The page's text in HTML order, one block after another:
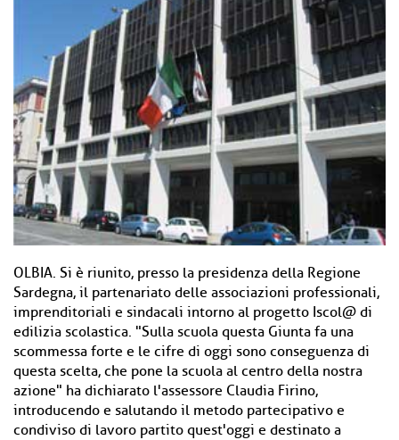
OLBIA. Si è riunito, presso la presidenza della Regione
Sardegna, il partenariato delle associazioni professionali,
imprenditoriali e sindacali intorno al progetto Iscol@ di
edilizia scolastica. "Sulla scuola questa Giunta fa una
scommessa forte e le cifre di oggi sono conseguenza di
questa scelta, che pone la scuola al centro della nostra
azione" ha dichiarato l'assessore Claudia Firino,
introducendo e salutando il metodo partecipativo e
condiviso di lavoro partito quest'oggi e destinato a